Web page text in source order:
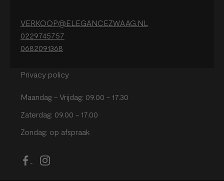
VERKOOP@ELEGANCEZWAAG.NL
0229745757
0682091368
Privacy policy
Maandag - Vrijdag: 09.00 - 17.30
Zaterdag: 09.00 - 17.00
Zondag: op afspraak